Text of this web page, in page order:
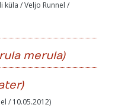
küla / Veljo Runnel /
merula)
/ 10.05.2012)